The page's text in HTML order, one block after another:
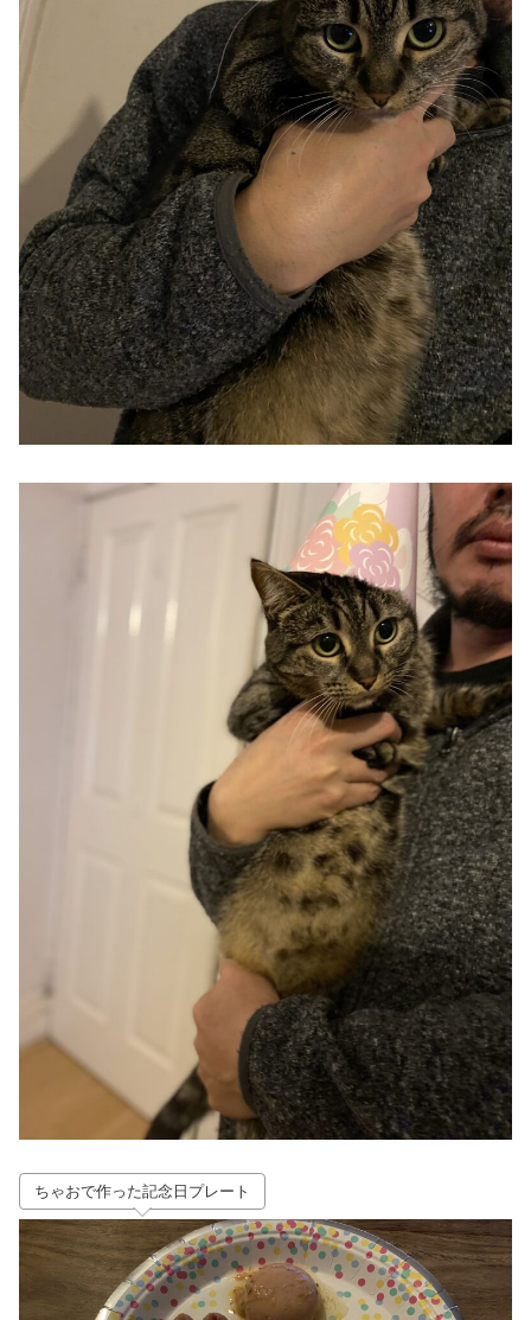
ちゃおで作った記念日プレート